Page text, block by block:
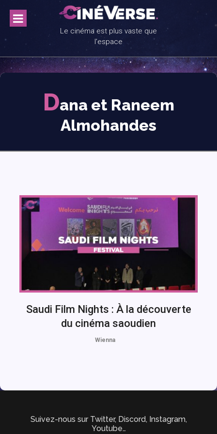
content
Le cinéma est plus vaste que
l'espace
Dana et Raneem
Almohandes
Saudi Film Nights : À la découverte
du cinéma saoudien
Wienna
Suivez-nous sur Twitter, Discord, Instagram,
Youtube…